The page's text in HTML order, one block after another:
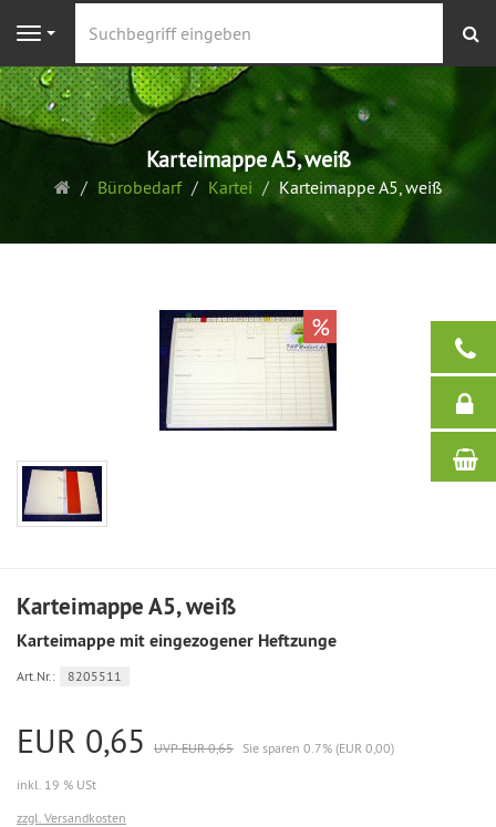
Navigation
Karteimappe A5, weiß
Startseite
Bürobedarf Kartei Karteimappe A5, weiß
%
Karteimappe A5, weiß
Karteimappe mit eingezogener Heftzunge
Art.Nr.: 8205511
EUR 0,65 UVP EUR 0,65 Sie sparen 0.7% (EUR 0,00)
inkl. 19 % USt
zzgl. Versandkosten